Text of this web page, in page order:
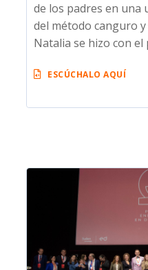
de los padres en una
del método canguro y
Natalia se hizo con el
ESCÚCHALO AQUÍ